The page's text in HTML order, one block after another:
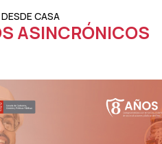
CASA
ASINCRÓNICOS